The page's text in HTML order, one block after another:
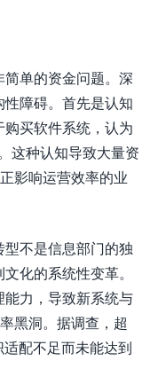
单的资金问题。深
性障碍。首先是认知
买软件系统，认为
这种认知导致大量资
影响运营效率的业
不是信息部门的独
化的系统性变革。
力，导致新系统与
黑洞。据调查，超
配不足而未能达到